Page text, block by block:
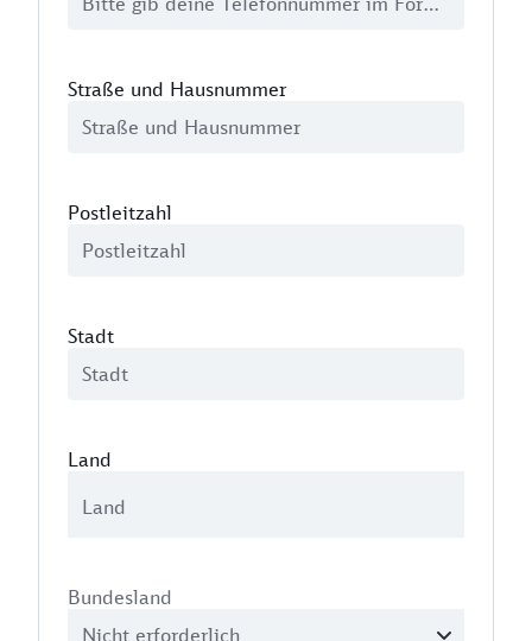
Straße und Hausnummer
Postleitzahl
Stadt
Land
Bundesland